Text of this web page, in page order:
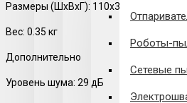
Роботы-
Сетевые
Размеры (ШxВxГ): 110x30x120 мм
Вес: 0.35 кг
Дополнительно
Уровень шума: 29 дБ